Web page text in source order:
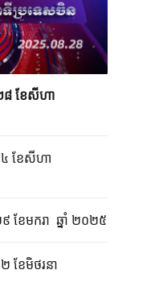
៨ ខែសីហា
៤ ខែសីហា​​
ខែមករា​​ ឆ្នាំ ២០២៥
ខែមិថរនា